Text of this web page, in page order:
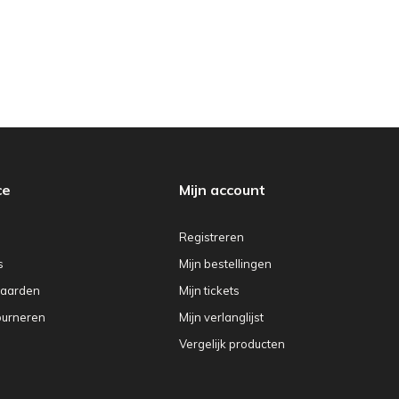
Mijn account
Registreren
Mijn bestellingen
Mijn tickets
Mijn verlanglijst
Vergelijk producten